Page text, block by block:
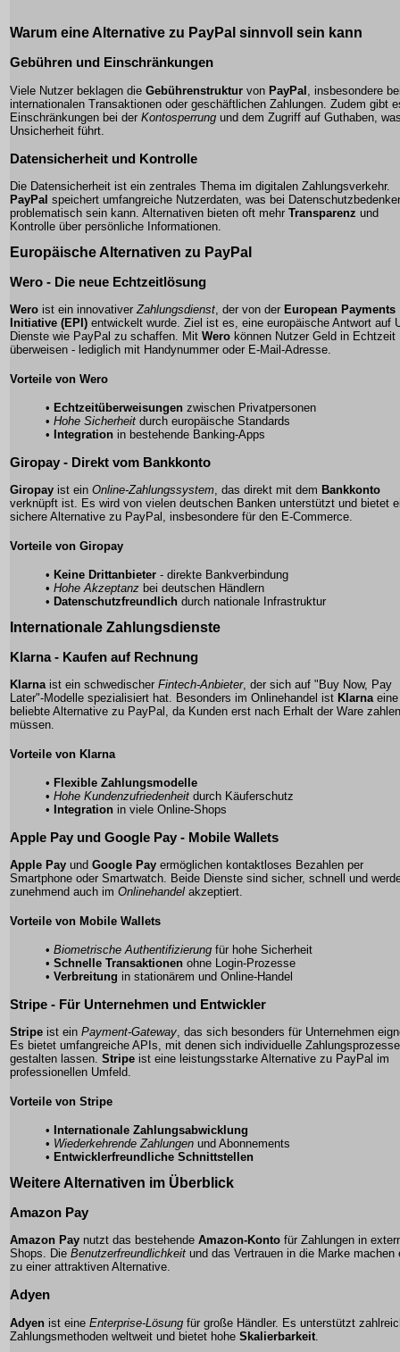
Warum eine Alternative zu PayPal sinnvoll sein kann
Gebühren und Einschränkungen
Viele Nutzer beklagen die Gebührenstruktur von PayPal , insbesondere
internationalen Transaktionen oder geschäftlichen Zahlungen. Zudem gibt
Einschränkungen bei der Kontosperrung und dem Zugriff auf Guthaben,
Unsicherheit führt.
Datensicherheit und Kontrolle
Die Datensicherheit ist ein zentrales Thema im digitalen Zahlungsverkehr.
PayPal speichert umfangreiche Nutzerdaten, was bei
problematisch sein kann. Alternativen bieten oft mehr Transparenz und
Kontrolle über persönliche Informationen.
Europäische Alternativen zu PayPal
Wero - Die neue Echtzeitlösung
Wero ist ein innovativerZahlungsdienst, der von der European Payments
Initiative (EPI) entwickelt wurde. Ziel ist es, eine europäische Antwort auf
Dienste wie PayPal zu schaffen. Mit Wero können Nutzer Geld in Echtzeit
überweisen - lediglich mit Handynummer oder E-Mail-Adresse.
Vorteile von Wero
• Echtzeitüberweisungen zwischen Privatpersonen
• Hohe Sicherheit durch europäische Standards
•
Integration in bestehende Banking-Apps
Giropay - Direkt vom Bankkonto
Giropay ist ein Online-Zahlungssystem, das direkt mit dem Bankkonto
verknüpft ist. Es wird von vielen deutschen Banken unterstützt und bietet
sichere Alternative zu PayPal , insbesondere für den E-Commerce.
Vorteile von Giropay
• Keine Drittanbieter - direkte Bankverbindung
• Hohe Akzeptanz bei deutschen Händlern
• Datenschutzfreundlich durch nationale Infrastruktur
Internationale Zahlungsdienste
Klarna - Kaufen auf Rechnung
Klarnaist ein schwedischer Fintech-Anbieter, der sich auf "Buy Now, Pay
Later"-Modelle spezialisiert hat. Besonders im Onlinehandel ist Klarnaeine
beliebte Alternative zu PayPal , da Kunden erst nach Erhalt der Ware zahlen
müssen.
Vorteile von Klarna
• Flexible Zahlungsmodelle
• Hohe Kundenzufriedenheit durch Käuferschutz
•
Integration in viele Online-Shops
Apple Pay und Google Pay - Mobile Wallets
Apple Pay und Google Pay ermöglichen kontaktloses Bezahlen per
Smartphone oder Smartwatch. Beide Dienste sind sicher, schnell und
zunehmend auch im Onlinehandel akzeptiert.
Vorteile von Mobile Wallets
• Biometrische Authentifizierung für hohe Sicherheit
• Schnelle Transaktionen ohne Login-Prozesse
• Verbreitung in stationärem und Online-Handel
Stripe - Für Unternehmen und Entwickler
Stripe ist ein Payment-Gateway, das sich besonders für Unternehmen
Es bietet umfangreiche APIs, mit denen sich individuelle Zahlungsprozesse
gestalten lassen. Stripe ist eine leistungsstarke Alternative zu PayPal im
professionellen Umfeld.
Vorteile von Stripe
•
Internationale Zahlungsabwicklung
• Wiederkehrende Zahlungen und Abonnements
• Entwicklerfreundliche Schnittstellen
Weitere Alternativen im Überblick
Amazon Pay
Amazon Pay nutzt das bestehende Amazon-Konto für Zahlungen in
Shops. Die Benutzerfreundlichkeit und das Vertrauen in die Marke machen
zu einer attraktiven Alternative.
Adyen
Adyen ist eine Enterprise-Lösung für große Händler. Es unterstützt
Zahlungsmethoden weltweit und bietet hohe Skalierbarkeit